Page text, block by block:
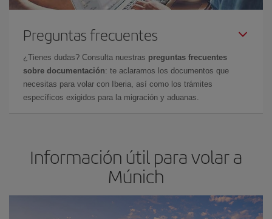
Preguntas frecuentes
¿Tienes dudas? Consulta nuestras preguntas frecuentes
sobre documentación: te aclaramos los documentos que
necesitas para volar con Iberia, así como los trámites
específicos exigidos para la migración y aduanas.
Información útil para volar a
Múnich